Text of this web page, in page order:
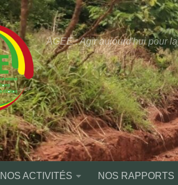
AGEE : Agir aujourd'hui pour
NOS ACTIVITÉS NOS RAPPORTS